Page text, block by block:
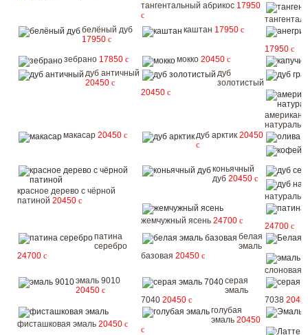
тангентальный абрикос 17950
c
белёный дуб
17950 c
каштан 17950 c
17950 c
зебрано 17850 c мокко 20450 c
дуб античный
20450 c
дуб
золотистый
20450 c
макасар 20450 c дуб арктик 20450
c
красное дерево с чёрной
патиной 20450 c
коньячный
дуб 20450 c
жемчужный ясень 24700 c
24700 c
патина
серебро
24700 c
белая
эмаль
базовая 20450 c
слоновая
эмаль 9010
20450 c
серая
эмаль
7040 20450 c 7038
фисташковая эмаль 20450 c
голубая
эмаль 20450
c